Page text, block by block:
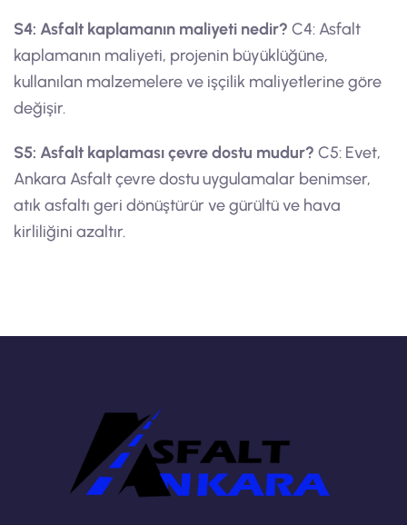
S4: Asfalt kaplamanın maliyeti nedir? C4: Asfalt
kaplamanın maliyeti, projenin büyüklüğüne,
kullanılan malzemelere ve işçilik maliyetlerine göre
değişir.
S5: Asfalt kaplaması çevre dostu mudur? C5: Evet,
Ankara Asfalt çevre dostu uygulamalar benimser,
atık asfaltı geri dönüştürür ve gürültü ve hava
kirliliğini azaltır.